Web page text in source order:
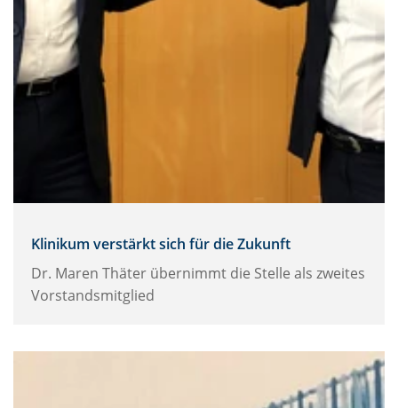
Klinikum verstärkt sich für die Zukunft
Dr. Maren Thäter übernimmt die Stelle als zweites
Vorstandsmitglied